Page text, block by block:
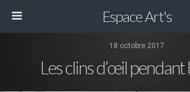
Espace Art's
18 octobre 2017
Les clins d’œil pendant